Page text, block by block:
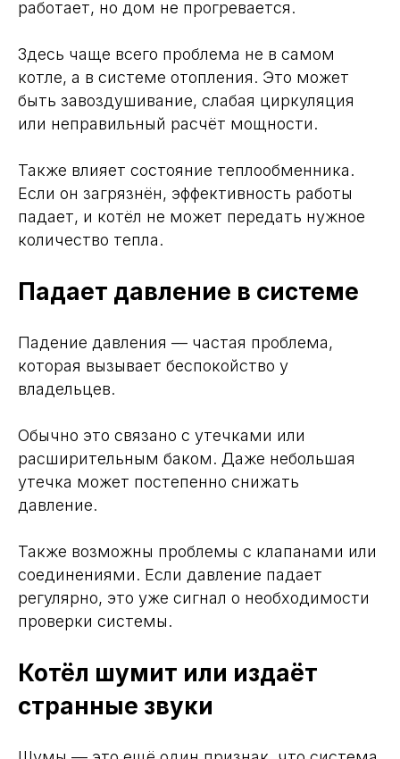
работает, но дом не прогревается.
Здесь чаще всего проблема не в самом
котле, а в системе отопления. Это может
быть завоздушивание, слабая циркуляция
или неправильный расчёт мощности.
Также влияет состояние теплообменника.
Если он загрязнён, эффективность работы
падает, и котёл не может передать нужное
количество тепла.
Падает давление в системе
Падение давления — частая проблема,
которая вызывает беспокойство у
владельцев.
Обычно это связано с утечками или
расширительным баком. Даже небольшая
утечка может постепенно снижать
давление.
Также возможны проблемы с клапанами или
соединениями. Если давление падает
регулярно, это уже сигнал о необходимости
проверки системы.
Котёл шумит или издаёт
странные звуки